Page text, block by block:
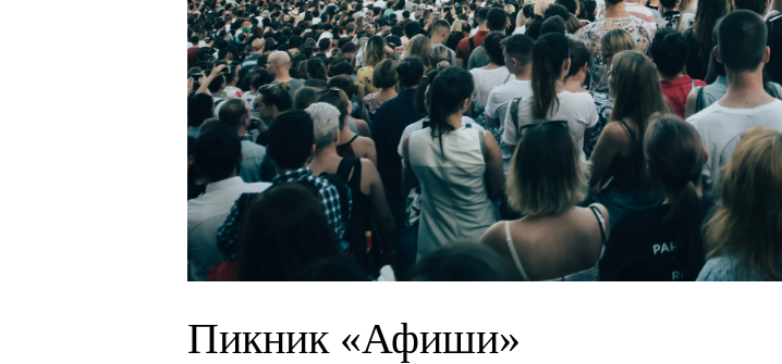
Пикник «Афиши»